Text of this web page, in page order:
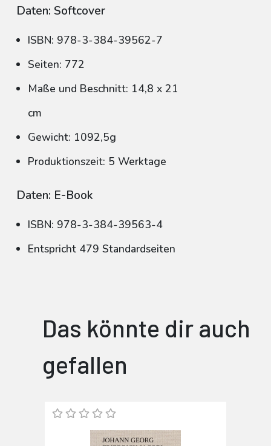
Daten: Softcover
ISBN: 978-3-384-39562-7
Seiten: 772
Maße und Beschnitt: 14,8 x 21
cm
Gewicht: 1092,5g
Produktionszeit: 5 Werktage
Daten: E-Book
ISBN: 978-3-384-39563-4
Entspricht 479 Standardseiten
Das könnte dir auch
gefallen